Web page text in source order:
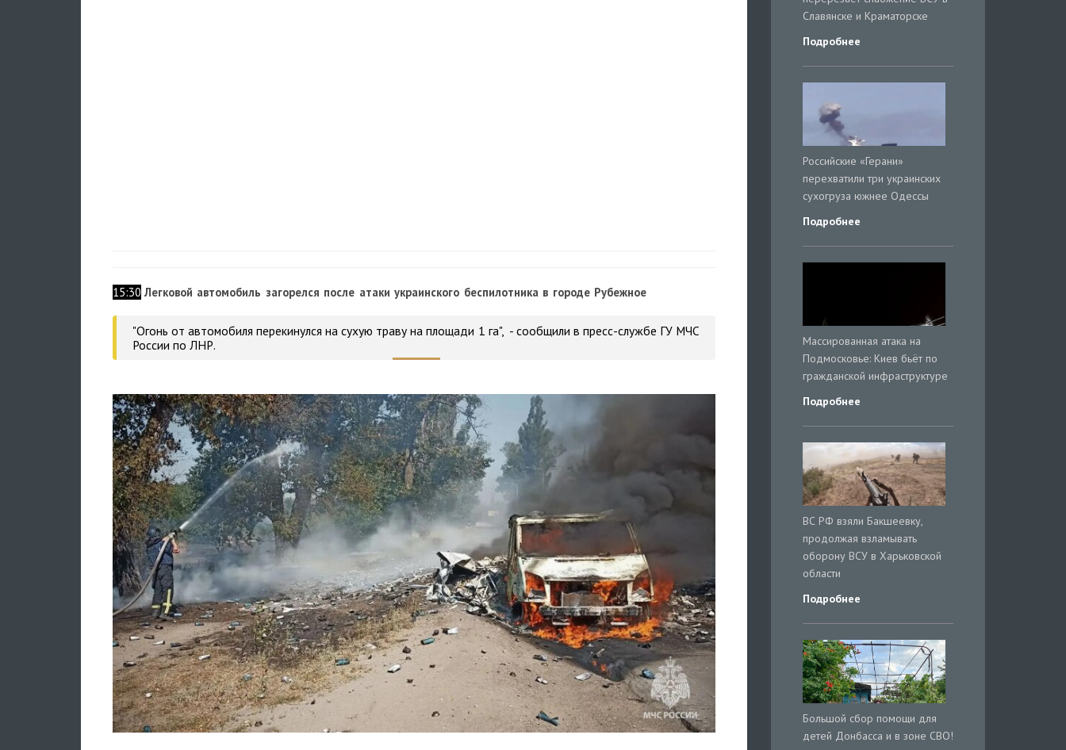
15:30 Легковой автомобиль загорелся после атаки украинского беспилотника в городе Рубежное
"Огонь от автомобиля перекинулся на сухую траву на площади 1 га", - сообщили в пресс-службе ГУ МЧС
России по ЛНР.
Славянске и Краматорске
Подробнее
Российские «Герани»
перехватили три украинских
сухогруза южнее Одессы
Подробнее
Массированная атака на
Подмосковье: Киев бьёт по
гражданской инфраструктуре
Подробнее
ВС РФ взяли Бакшеевку,
продолжая взламывать
оборону ВСУ в Харьковской
области
Подробнее
Большой сбор помощи для
детей Донбасса и в зоне СВО!